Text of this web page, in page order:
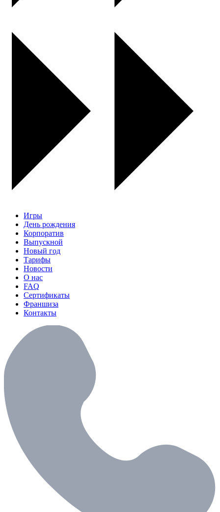
Игры
День рождения
Корпоратив
Выпускной
Новый год
Тарифы
Новости
О нас
FAQ
Сертификаты
Франшиза
Контакты